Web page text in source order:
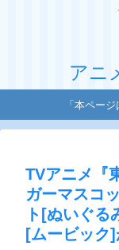
アニ
「本ペー
TVアニメ『
ガーマスコ
ト[ぬいぐ
[ムービック